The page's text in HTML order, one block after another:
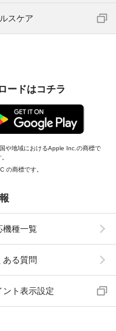
スケア
ードはコチラ
や地域におけるApple Inc.の商標で
の商標です。
機種一覧
ある質問
ント表示設定